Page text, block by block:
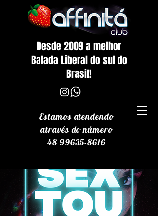
Desde 2009 a melhor
Balada Liberal do sul do
Brasil!
Estamos atendendo
atravésdo número
48 99635-8616